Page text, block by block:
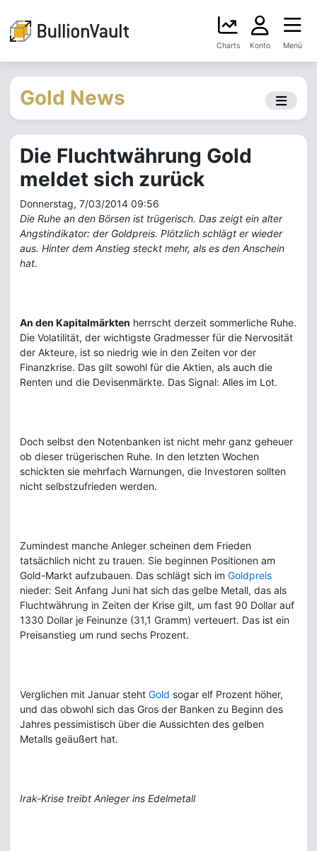
Charts Konto Menü
Gold News
Die Fluchtwährung Gold
meldet sich zurück
Donnerstag, 7/03/2014 09:56
Die Ruhe an den Börsen ist trügerisch. Das zeigt ein alter
Angstindikator: der Goldpreis. Plötzlich schlägt er wieder
aus. Hinter dem Anstieg steckt mehr, als es den Anschein
hat.
An den Kapitalmärkten herrscht derzeit sommerliche Ruhe.
Die Volatilität, der wichtigste Gradmesser für die Nervosität
der Akteure, ist so niedrig wie in den Zeiten vor der
Finanzkrise. Das gilt sowohl für die Aktien, als auch die
Renten und die Devisenmärkte. Das Signal: Alles im Lot.
Doch selbst den Notenbanken ist nicht mehr ganz geheuer
ob dieser trügerischen Ruhe. In den letzten Wochen
schickten sie mehrfach Warnungen, die Investoren sollten
nicht selbstzufrieden werden.
Zumindest manche Anleger scheinen dem Frieden
tatsächlich nicht zu trauen. Sie beginnen Positionen am
Gold-Markt aufzubauen. Das schlägt sich im Goldpreis
nieder: Seit Anfang Juni hat sich das gelbe Metall, das als
Fluchtwährung in Zeiten der Krise gilt, um fast 90 Dollar auf
1330 Dollar je Feinunze (31,1 Gramm) verteuert. Das ist ein
Preisanstieg um rund sechs Prozent.
Verglichen mit Januar steht Gold sogar elf Prozent höher,
und das obwohl sich das Gros der Banken zu Beginn des
Jahres pessimistisch über die Aussichten des gelben
Metalls geäußert hat.
Irak-Krise treibt Anleger ins Edelmetall